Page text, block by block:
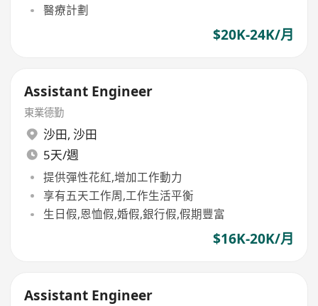
醫療計劃
$20K-24K/月
Assistant Engineer
東業德勤
沙田, 沙田
5天/週
提供彈性花紅,增加工作動力
享有五天工作周,工作生活平衡
生日假,恩恤假,婚假,銀行假,假期豐富
$16K-20K/月
Assistant Engineer